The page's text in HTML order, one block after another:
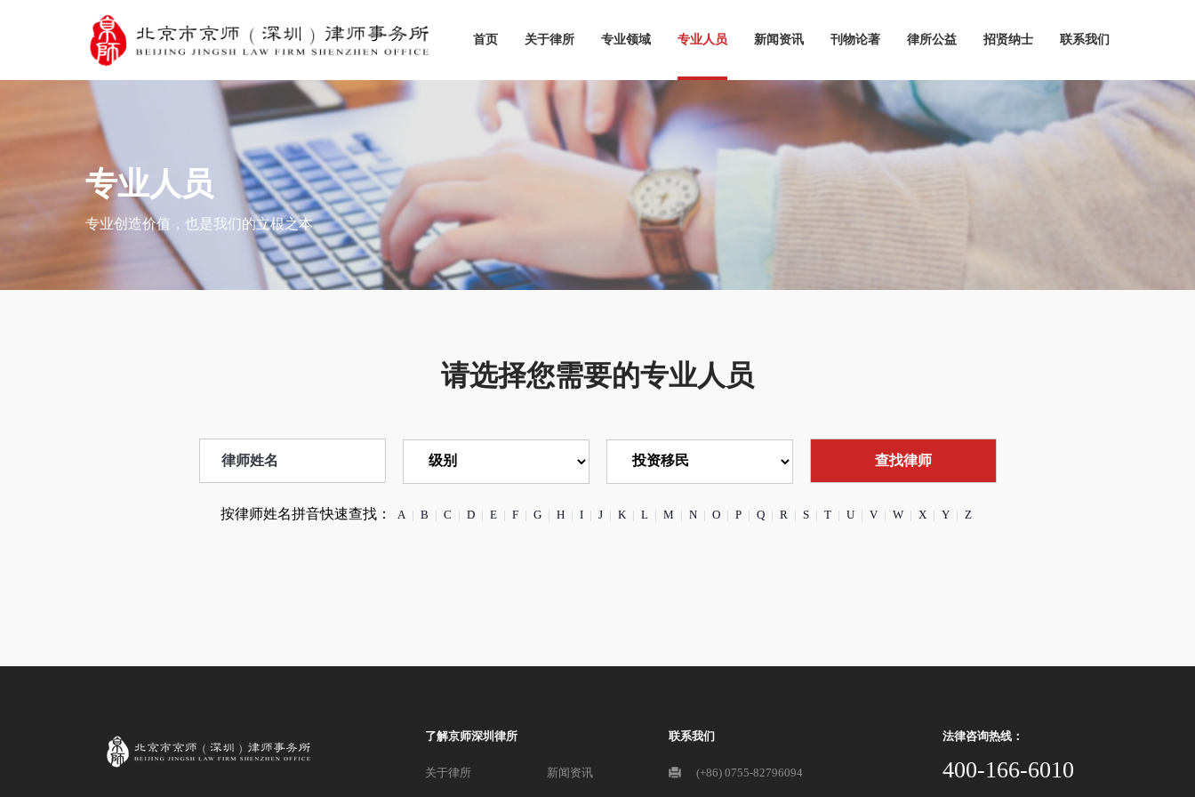
首页 关于律所 专业领域 专业人员 新闻资讯 刊物论著 律所公益 招贤纳士 联系我们
专业人员
专业创造价值，也是我们的立根之本
请选择您需要的专业人员
按律师姓名拼音快速查找： A | B | C | D | E | F | G | H | I | J | K | L | M | N | O | P | Q | R | S | T | U | V | W | X | Y | Z
了解京师深圳律所
关于律所 新闻资讯
联系我们
(+86) 0755-82796094
法律咨询热线：
400-166-6010